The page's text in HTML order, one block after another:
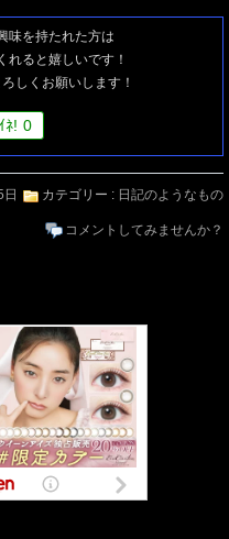
味を持たれた方は
れると嬉しいです！
しくお願いします！
ﾈ! 0
カテゴリー : 日記のようなもの
コメントしてみませんか？